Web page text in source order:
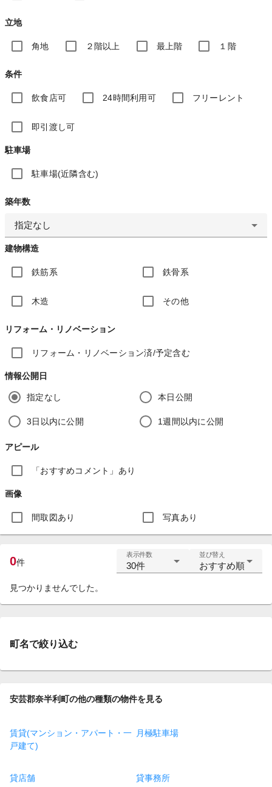
立地
角地 ２階以上 最上階 １階
条件
飲食店可 24時間利用可 フリーレント
即引渡し可
駐車場
駐車場(近隣含む)
築年数
指定なし
建物構造
鉄筋系 鉄骨系
木造 その他
リフォーム・リノベーション
リフォーム・リノベーション済/予定含む
情報公開日
指定なし 本日公開
3日以内に公開 1週間以内に公開
アピール
「おすすめコメント」あり
画像
間取図あり 写真あり
0件
表示件数
30件
並び替え
おすすめ順
見つかりませんでした。
町名で絞り込む
安芸郡奈半利町の他の種類の物件を見る
賃貸(マンション・アパート・一
戸建て)
月極駐車場
貸店舗 貸事務所